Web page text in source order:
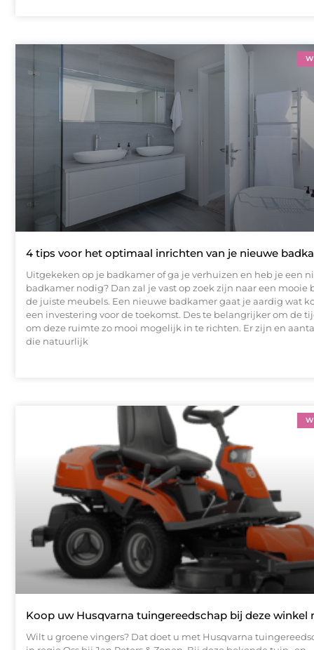
4 tips voor het optimaal inrichten van je nieuwe
Uitgekeken op je badkamer of ga je verhuizen en heb je een
badkamer nodig? Dan zal je vast op zoek zijn naar een mooie
de juiste meubels. Een nieuwe badkamer gaat je aardig wat
een investering voor de toekomst. Des te belangrijker om de
om deze ruimte zo mooi mogelijk in te richten. Er zijn en
die natuurlijk
Koop uw Husqvarna tuingereedschap bij deze winkel
Wilt u groene vingers? Dat doet u met Husqvarna